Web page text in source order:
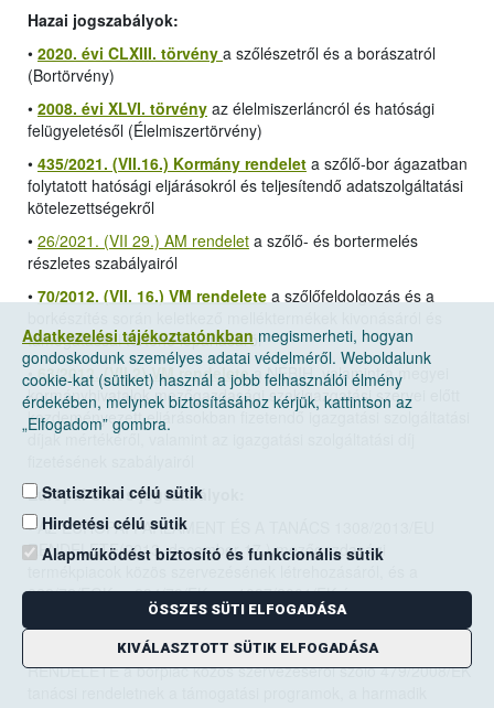
Hazai jogszabályok:
• 2020. évi CLXIII. törvény a szőlészetről és a borászatról
(Bortörvény)
• 2008. évi XLVI. törvény az élelmiszerláncról és hatósági
felügyeletésől (Élelmiszertörvény)
• 435/2021. (VII.16.) Kormány rendelet a szőlő-bor ágazatban
folytatott hatósági eljárásokról és teljesítendő adatszolgáltatási
kötelezettségekről
• 26/2021. (VII 29.) AM rendelet a szőlő- és bortermelés
részletes szabályairól
• 70/2012. (VII. 16.) VM rendelete a szőlőfeldolgozás és a
támogatással történő lepárlásáról
•63/2012. (VII.2) VM rendeletea NÉBIH, valamint a megyei
kormányhivatalok mezőgazdasági szakigazgatási szervei előtt
kezdeményezett eljárásokban fizetendő igazgatási szolgáltatási
díjak mértékéről, valamint az igazgatási szolgáltatási díj
Európai Uniós jogszabályok:
• AZ EURÓPAI PARLAMENT ÉS A TANÁCS 1308/2013/EU
RENDELETE(2013. december 17.) mezőgazdasági
922/72/EGK, a 234/79/EK, az 1037/2001/EK és az
1234/2007/EK tanácsi rendelet hatályon kívül helyezéséről
• A BIZOTTSÁG 2008. június 27.-én hozott 555/2008/EK
RENDELETE a borpiac közös szervezéséről szóló 479/2008/EK
Adatkezelési tájékoztatónkban megismerheti, hogyan
gondoskodunk személyes adatai védelméről. Weboldalunk
cookie-kat (sütiket) használ a jobb felhasználói élmény
érdekében, melynek biztosításához kérjük, kattintson az
„Elfogadom” gombra.
Statisztikai célú sütik
Hirdetési célú sütik
Alapműködést biztosító és funkcionális sütik
ÖSSZES SÜTI ELFOGADÁSA
KIVÁLASZTOTT SÜTIK ELFOGADÁSA